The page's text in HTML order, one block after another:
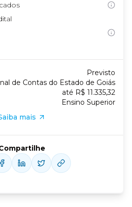
Previsto
de Contas do Estado de Goiás
até R$ 11.335,32
Ensino Superior
mais